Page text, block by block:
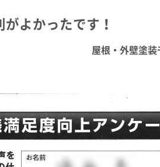
よかったです！
屋根・外壁塗